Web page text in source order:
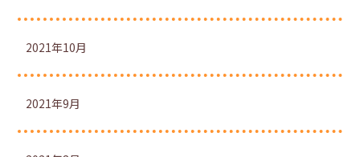
2021年10月
2021年9月